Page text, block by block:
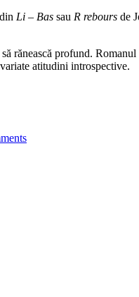
Li – Bas sau R rebours de
rănească profund.
atitudini introspective.